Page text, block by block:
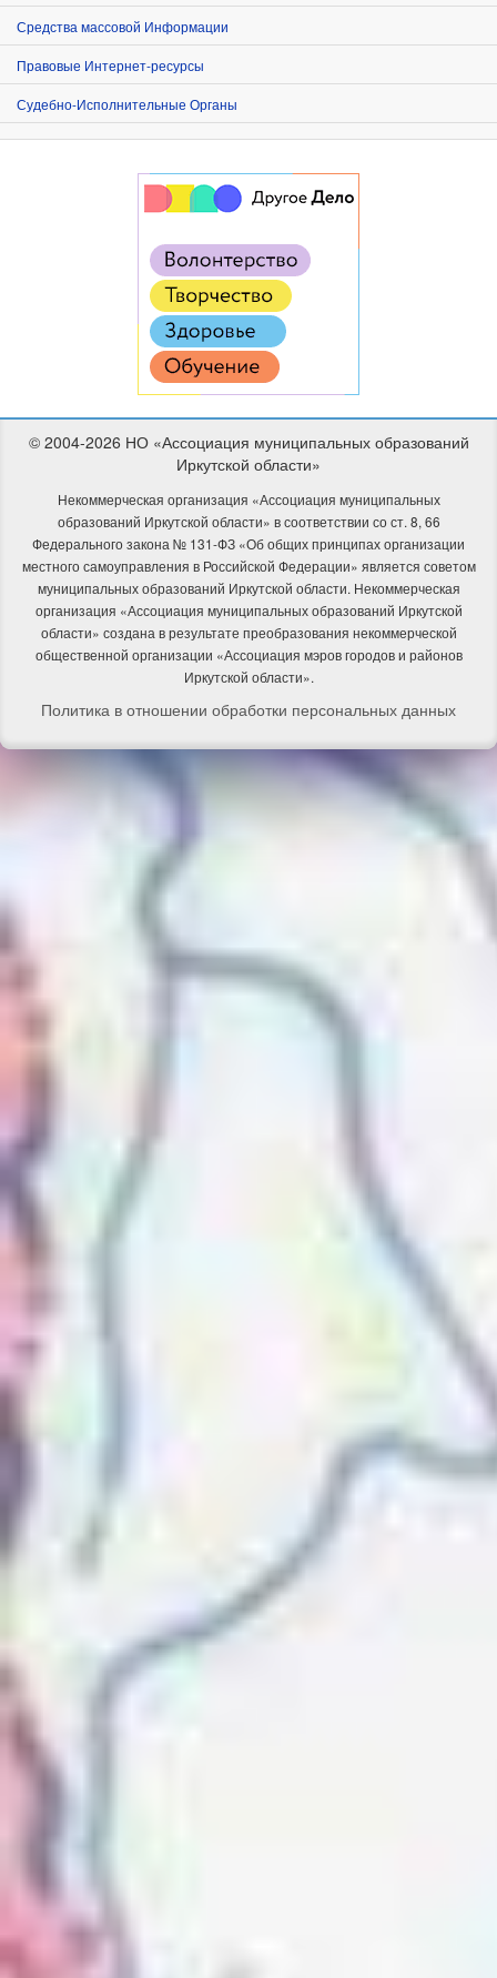
Средства массовой Информации
Правовые Интернет-ресурсы
Судебно-Исполнительные Органы
© 2004-2026 НО «Ассоциация муниципальных образований
Иркутской области»
Некоммерческая организация «Ассоциация муниципальных
образований Иркутской области» в соответствии со ст. 8, 66
Федерального закона № 131-ФЗ «Об общих принципах организации
местного самоуправления в Российской Федерации» является советом
муниципальных образований Иркутской области. Некоммерческая
организация «Ассоциация муниципальных образований Иркутской
области» создана в результате преобразования некоммерческой
общественной организации «Ассоциация мэров городов и районов
Иркутской области».
Политика в отношении обработки персональных данных